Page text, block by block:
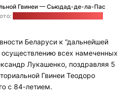
Гвинеи — Сьюдад-де-ла-Пас
Беларуси к “дальнейшей
осуществлению всех намеченных
Лукашенко, поздравляя 5
Гвинеи Теодоро
с 84-летием.